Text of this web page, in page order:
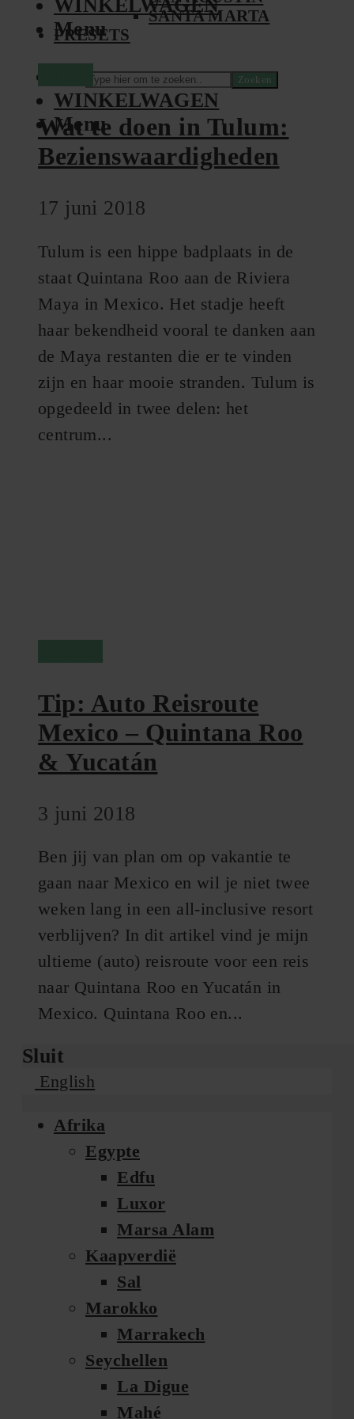
WINKELWAGEN
Menu
SANTA MARTA
PRESETS
Zoeken
WINKELWAGEN
Menu
Wat te doen in Tulum:
Bezienswaardigheden
17 juni 2018
Tulum is een hippe badplaats in de
staat Quintana Roo aan de Riviera
Maya in Mexico. Het stadje heeft
haar bekendheid vooral te danken aan
de Maya restanten die er te vinden
zijn en haar mooie stranden. Tulum is
opgedeeld in twee delen: het
centrum...
Tip: Auto Reisroute
Mexico – Quintana Roo
& Yucatán
3 juni 2018
Ben jij van plan om op vakantie te
gaan naar Mexico en wil je niet twee
weken lang in een all-inclusive resort
verblijven? In dit artikel vind je mijn
ultieme (auto) reisroute voor een reis
naar Quintana Roo en Yucatán in
Mexico. Quintana Roo en...
Sluit
English
Afrika
Egypte
Edfu
Luxor
Marsa Alam
Kaapverdië
Sal
Marokko
Marrakech
Seychellen
La Digue
Mahé